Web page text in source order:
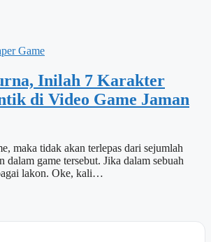
Game
Inilah 7 Karakter
di Video Game Jaman
maka tidak akan terlepas dari sejumlah
dalam game tersebut. Jika dalam sebuah
lakon. Oke, kali…